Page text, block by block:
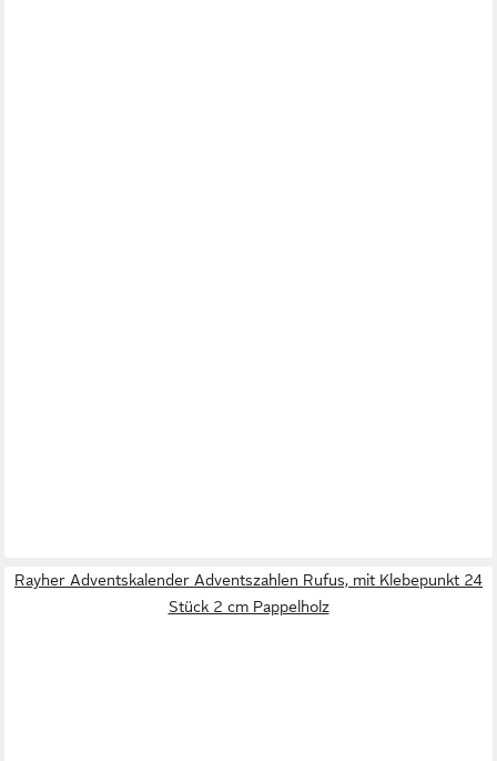
Rayher Adventskalender Adventszahlen Rufus, mit Klebepunkt 24
Stück 2 cm Pappelholz